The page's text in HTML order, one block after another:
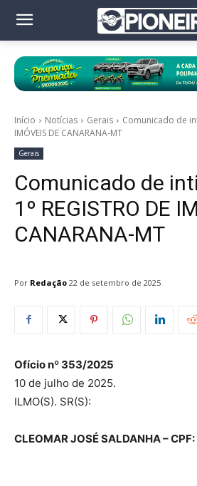
Início Notícias Gerais
Comunicado de
IMÓVEIS DE CANARANA-MT
Gerais
Comunicado de
1º REGISTRO DE
CANARANA-MT
Por Redação 22 de setembro de 2025
Ofício nº 353/2025
10 de julho de 2025.
ILMO(S). SR(S):
CLEOMAR JOSÉ SALDANHA –